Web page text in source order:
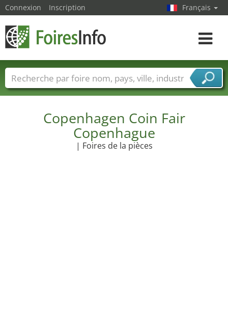
Copenhagen Coin Fair
Copenhague
| Foires de la pièces
Connexion Inscription Français
Toggle
Foire noms Pays Villes
Secteurs de foire